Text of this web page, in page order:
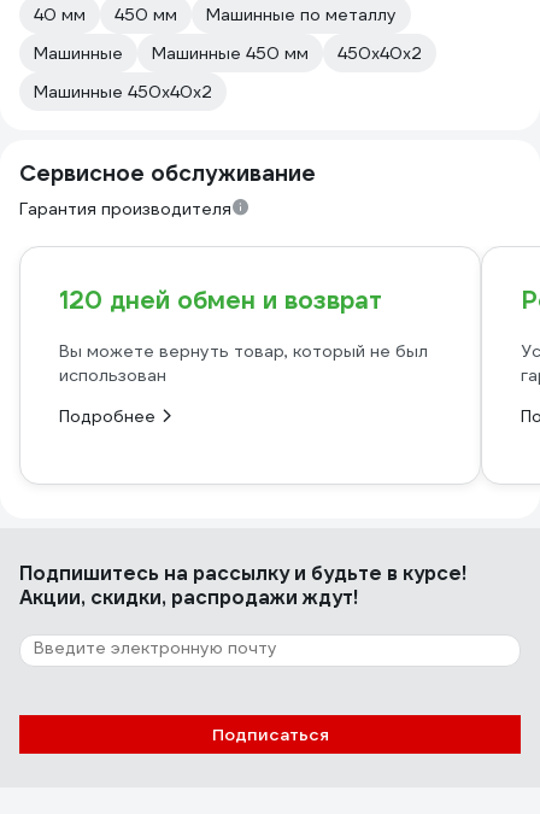
40 мм
450 мм
Машинные по металлу
Машинные
Машинные 450 мм
450х40х2
Машинные 450х40х2
Сервисное обслуживание
Гарантия производителя
120 дней обмен и возврат
Вы можете вернуть товар, который не был
использован
Подробнее
Подпишитесь на рассылкуи будьте в курсе!
Акции, скидки, распродажи ждут!
Подписаться